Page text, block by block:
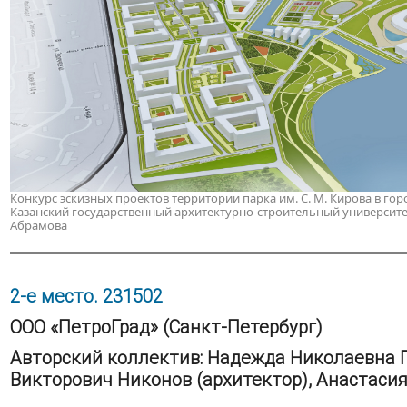
Конкурс эскизных проектов территории парка им. С. М. Кирова в
Казанский государственный архитектурно-строительный
Абрамова
2-е место. 231502
ООО «ПетроГрад» (Санкт-Петербург)
Авторский коллектив: Надежда Николаевна
Викторович Никонов (архитектор),